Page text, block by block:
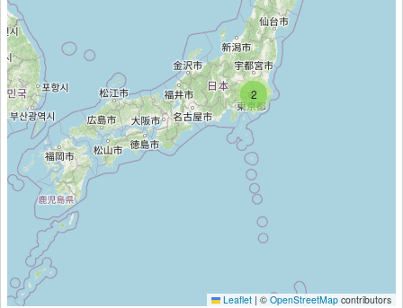
2
Leaflet | © OpenStreetMap contributors